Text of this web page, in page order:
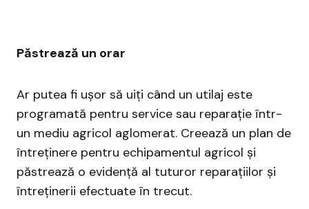
Păstrează un orar
Ar putea fi ușor să uiți când un utilaj este
programată pentru service sau reparație într-
un mediu agricol aglomerat. Creează un plan de
întreținere pentru echipamentul agricol și
păstrează o evidență al tuturor reparațiilor și
întreținerii efectuate în trecut.